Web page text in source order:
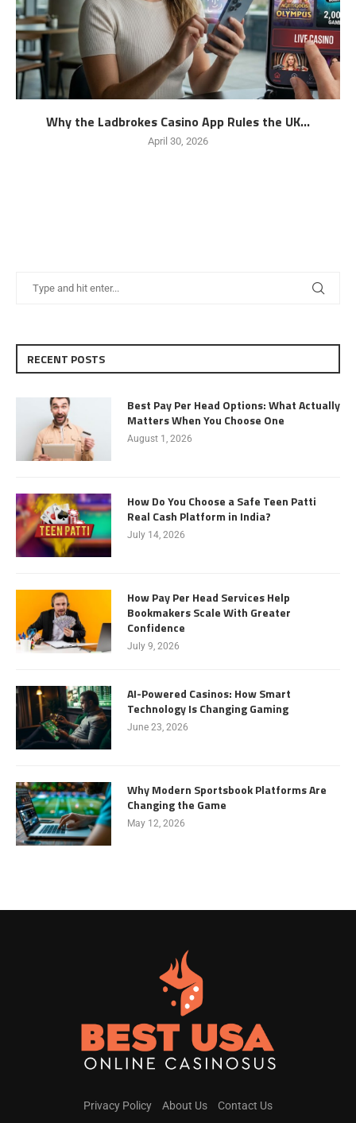
Why the Ladbrokes Casino App Rules the UK...
April 30, 2026
RECENT POSTS
Best Pay Per Head Options: What Actually
Matters When You Choose One
August 1, 2026
How Do You Choose a Safe Teen Patti
Real Cash Platform in India?
July 14, 2026
How Pay Per Head Services Help
Bookmakers Scale With Greater
Confidence
July 9, 2026
AI-Powered Casinos: How Smart
Technology Is Changing Gaming
June 23, 2026
Why Modern Sportsbook Platforms Are
Changing the Game
May 12, 2026
Privacy Policy About Us Contact Us